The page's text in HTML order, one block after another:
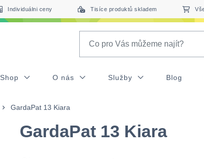
Individuálni ceny Tisíce produktů skladem
Shop O nás Služby Blog
GardaPat 13 Kiara
GardaPat 13 Kiara